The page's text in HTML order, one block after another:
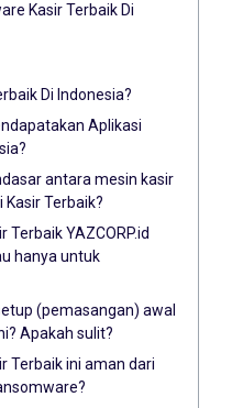
Kasir Terbaik Di
Di Indonesia?
Aplikasi
antara mesin kasir
Terbaik?
Terbaik YAZCORP.id
hanya untuk
(pemasangan) awal
Apakah sulit?
Terbaik ini aman dari